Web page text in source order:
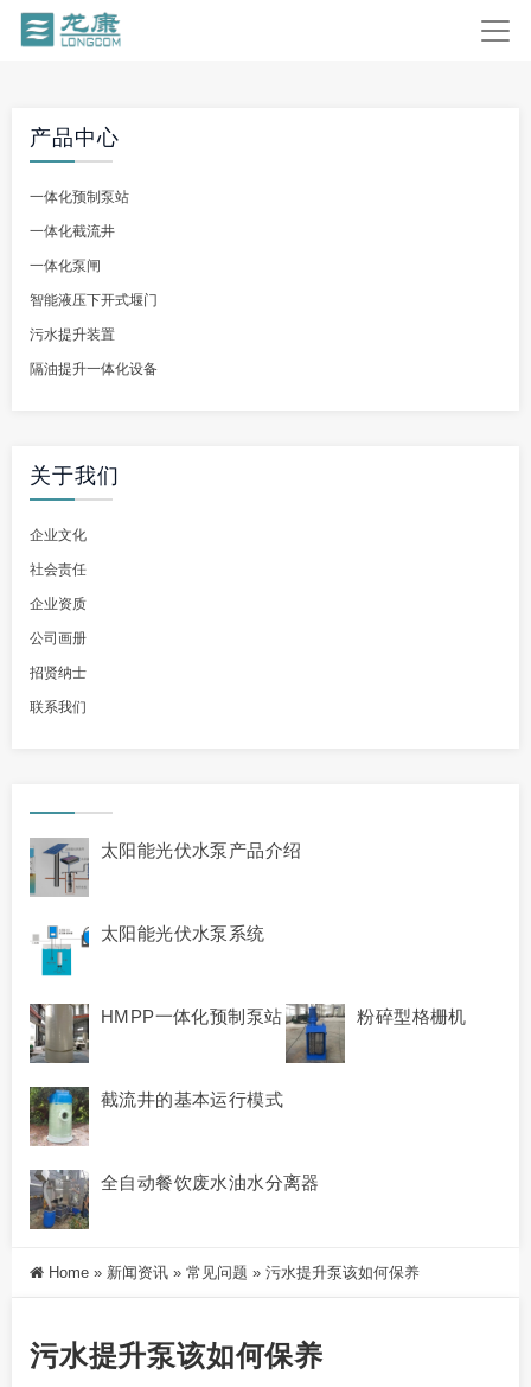
产品中心
一体化预制泵站
一体化截流井
一体化泵闸
智能液压下开式堰门
污水提升装置
隔油提升一体化设备
关于我们
企业文化
社会责任
企业资质
公司画册
招贤纳士
联系我们
太阳能光伏水泵产品介绍
太阳能光伏水泵系统
HMPP一体化预制泵站 粉碎型格栅机
截流井的基本运行模式
全自动餐饮废水油水分离器
Home » 新闻资讯 » 常见问题 » 污水提升泵该如何保养
污水提升泵该如何保养